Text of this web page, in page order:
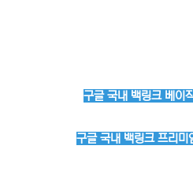
구글 국내 백링크 베
구글 국내 백링크 프리